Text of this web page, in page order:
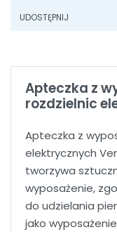
rozdzielnic
UDOSTĘPNIJ
Apteczka z
rozdzielnic
Apteczka z
elektrycznych
tworzywa
wyposażenie,
do udzielania
jako